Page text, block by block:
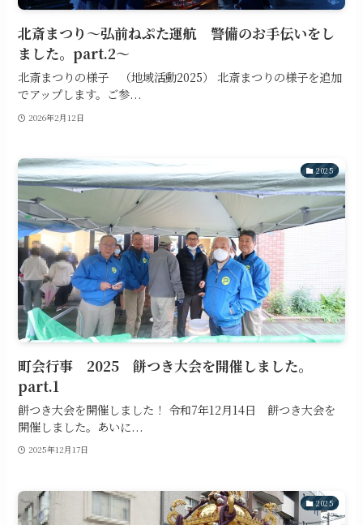
北斎まつり～弘前ねぷた運航 警備のお手伝いをし
ました。part.2～
北斎まつりの様子 （地域活動2025） 北斎まつりの様子を追加
でアップします。ご参...
2026年2月12日
2025
町会行事 2025 餅つき大会を開催しました。
part.1
餅つき大会を開催しました！ 令和7年12月14日 餅つき大会を
開催しました。あいに...
2025年12月17日
2025